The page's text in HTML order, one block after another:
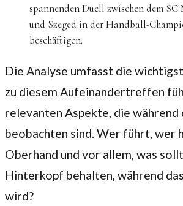
spannenden Duell zwischen dem SC
und Szeged in der Handball-
beschäftigen.
Die Analyse umfasst die
zu diesem Aufeinandertreffen
relevanten Aspekte, die während
beobachten sind. Wer führt, wer
Oberhand und vor allem, was
Hinterkopf behalten, während
wird?